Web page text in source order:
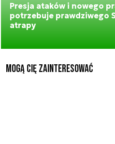
Presja ataków i nowego
potrzebuje prawdziwego
atrapy
Mogą Cię zainteresować